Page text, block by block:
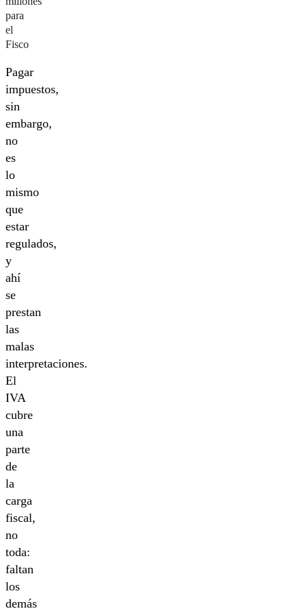
para
el
Fisco
Pagar
impuestos,
sin
embargo,
no
es
lo
mismo
que
estar
regulados,
y
ahí
se
prestan
las
malas
interpretaciones.
El
IVA
cubre
una
parte
de
la
carga
fiscal,
no
toda:
faltan
los
demás